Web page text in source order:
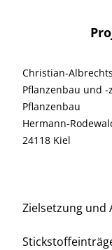
Christian-
Pflanzenbau und
Pflanzenbau
Hermann-
24118 Kiel
Zielsetzung und